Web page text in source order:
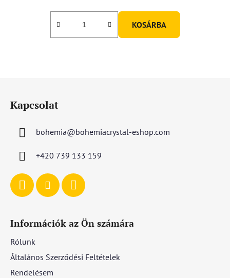
KOSÁRBA
Kapcsolat
bohemia@bohemiacrystal-eshop.com
+420 739 133 159
Információk az Ön számára
Rólunk
Általános Szerződési Feltételek
Rendelésem